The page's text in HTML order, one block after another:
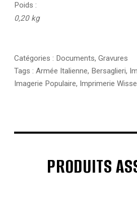
Poids
0,20 kg
Catégories : Documents, Gravures
Tags : Armée Italienne, Bersaglieri,
Imagerie Populaire, Imprimerie
PRODUITS